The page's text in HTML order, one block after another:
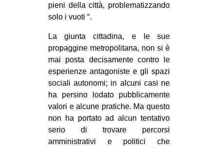
pieni della città, problematizzando
solo i vuoti “.
La giunta cittadina, e le sue
propaggine metropolitana, non si è
mai posta decisamente contro le
esperienze antagoniste e gli spazi
sociali autonomi; in alcuni casi ne
ha persino lodato pubblicamente
valori e alcune pratiche. Ma questo
non ha portato ad alcun tentativo
serio di trovare percorsi
amministrativi e politici che